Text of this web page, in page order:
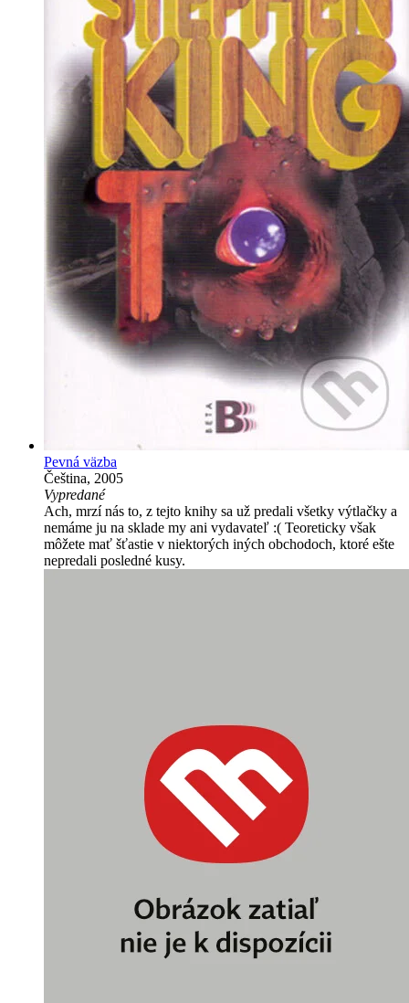
Pevná väzba
Čeština, 2005
Vypredané
Ach, mrzí nás to, z tejto knihy sa už predali všetky výtlačky a
nemáme ju na sklade my ani vydavateľ :( Teoreticky však
môžete mať šťastie v niektorých iných obchodoch, ktoré ešte
nepredali posledné kusy.